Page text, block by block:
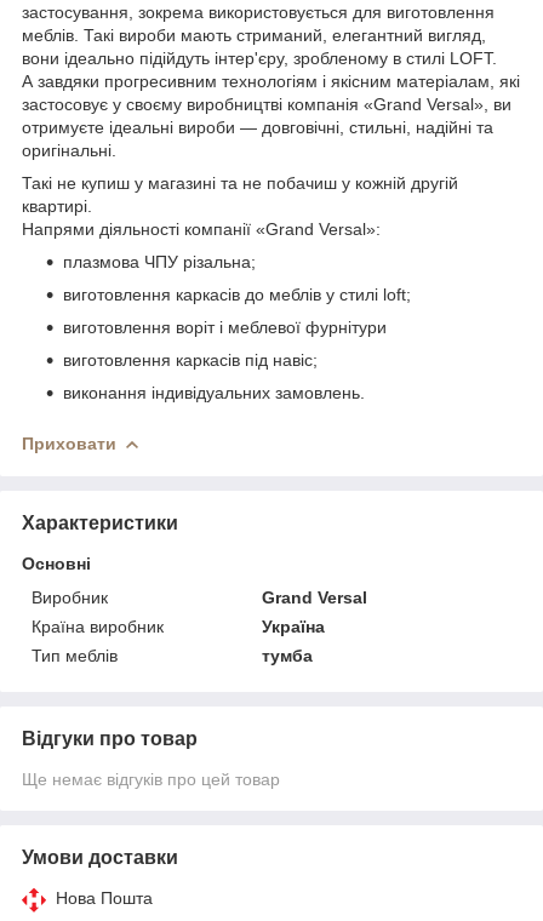
застосування, зокрема використовується для виготовлення
меблів. Такі вироби мають стриманий, елегантний вигляд,
вони ідеально підійдуть інтер'єру, зробленому в стилі LOFT.
А завдяки прогресивним технологіям і якісним матеріалам, які
застосовує у своєму виробництві компанія «Grand Versal», ви
отримуєте ідеальні вироби — довговічні, стильні, надійні та
оригінальні.
Такі не купиш у магазині та не побачиш у кожній другій
квартирі.
Напрями діяльності компанії «Grand Versal»:
плазмова ЧПУ різальна;
виготовлення каркасів до меблів у стилі loft;
виготовлення воріт і меблевої фурнітури
виготовлення каркасів під навіс;
виконання індивідуальних замовлень.
Приховати
Характеристики
Основні
Виробник
Grand Versal
Країна виробник
Україна
Тип меблів
тумба
Відгуки про товар
Ще немає відгуків про цей товар
Умови доставки
Нова Пошта